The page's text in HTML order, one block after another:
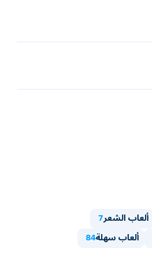
ألعاب الشعر7
ألعاب سهلة84